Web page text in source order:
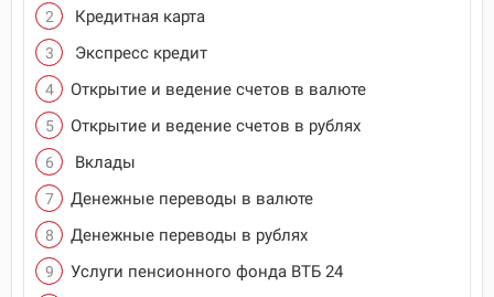
Кредитная карта
Экспресс кредит
Открытие и ведение счетов в валюте
Открытие и ведение счетов в рублях
Вклады
Денежные переводы в валюте
Денежные переводы в рублях
Услуги пенсионного фонда ВТБ 24